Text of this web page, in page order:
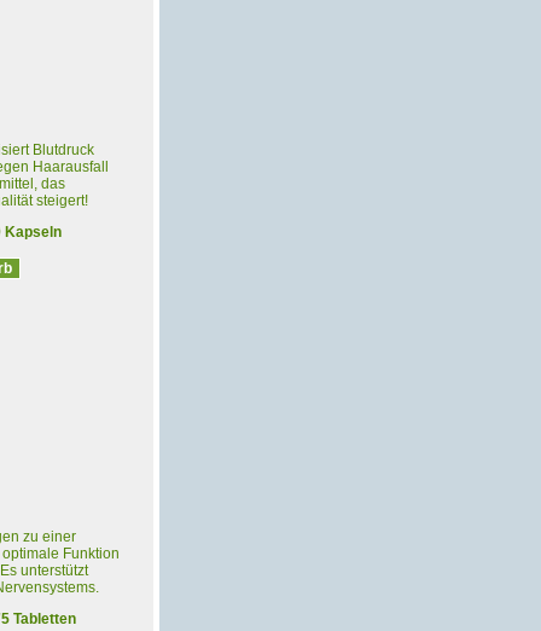
Blutdruck
Haarausfall
das
steigert!
Kapseln
zu einer
Funktion
unterstützt
Tabletten